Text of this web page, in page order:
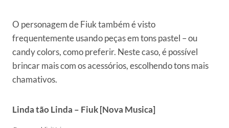
O personagem de Fiuk também é visto
frequentemente usando peças em tons pastel – ou
candy colors, como preferir. Neste caso, é possível
brincar mais com os acessórios, escolhendo tons mais
chamativos.
Linda tão Linda – Fiuk [Nova Musica]